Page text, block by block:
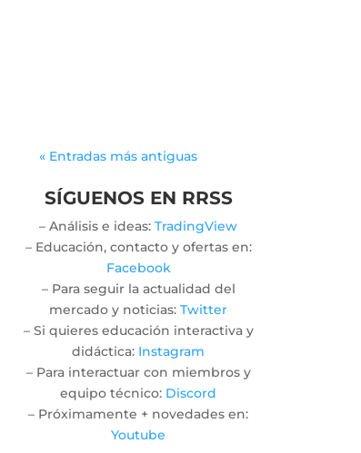
« Entradas más antiguas
SÍGUENOS EN RRSS
– Análisis e ideas:TradingView
– Educación, contacto y ofertas en:
Facebook
– Para seguir la actualidad del
mercado y noticias:Twitter
– Si quieres educación interactiva y
didáctica: Instagram
– Para interactuar con miembros y
equipo técnico: Discord
– Próximamente + novedades en:
Youtube